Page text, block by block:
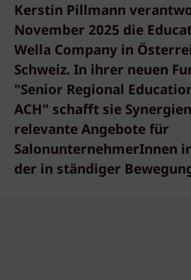
Kerstin Pillmann
November 2025 die
Wella Company in
Schweiz. In ihrer neuen
"Senior Regional
ACH" schafft sie
relevante Angebote für
SalonunternehmerInnen
der in ständiger